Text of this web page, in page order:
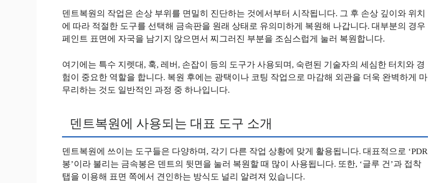
덴트복원의 작업은 손상 부위를 면밀히 진단하는 것에서부터 시작됩니다. 그 후 손상 깊이와 위치
에 따라 적절한 도구를 선택해 금속판을 원래 상태로 유의미하게 복원해 나갑니다. 대부분의 경우
페인트 표면에 자국을 남기지 않으면서 찌그러진 부분을 조심스럽게 눌러 복원합니다.
여기에는 특수 지렛대, 훅, 레버, 손잡이 등의 도구가 사용되며, 숙련된 기술자의 세심한 터치와 경
험이 중요한 역할을 합니다. 복원 후에는 광택이나 코팅 작업으로 마감해 외관을 더욱 완벽하게 마
무리하는 것도 일반적인 과정 중 하나입니다.
덴트복원에 사용되는 대표 도구 소개
덴트복원에 쓰이는 도구들은 다양하며, 각기 다른 작업 상황에 맞게 활용됩니다. 대표적으로 ‘PDR
봉’이라 불리는 금속봉은 덴트의 뒷면을 눌러 복원할 때 많이 사용됩니다. 또한, ‘글루 건’과 접착
탭을 이용해 표면 쪽에서 견인하는 방식도 널리 알려져 있습니다.